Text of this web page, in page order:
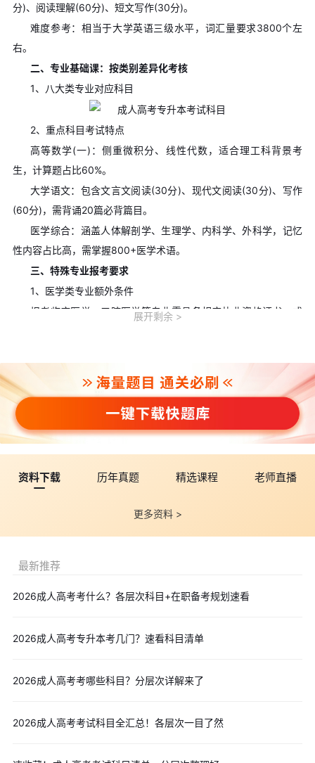
分)、阅读理解(60分)、短文写作(30分)。
难度参考：相当于大学英语三级水平，词汇量要求3800个左
右。
二、专业基础课：按类别差异化考核
1、八大类专业对应科目
2、重点科目考试特点
高等数学(一)：侧重微积分、线性代数，适合理工科背景考
生，计算题占比60%。
大学语文：包含文言文阅读(30分)、现代文阅读(30分)、写作
(60分)，需背诵20篇必背篇目。
医学综合：涵盖人体解剖学、生理学、内科学、外科学，记忆
性内容占比高，需掌握800+医学术语。
三、特殊专业报考要求
1、医学类专业额外条件
报考临床医学、口腔医学等专业需具备相应执业资格证书，或
医学类专业不允许跨考，如护理专业专科生不可报考临床医学
专升本;非医学类专业跨考经济管理类等无限制，但需额外补充专业
基础课学习。
四、2026年成人高考报名相关信息
2026年成人高考报名时间不同地区具体的报名时间及官网有所
不同，历年基本集中在8-9月份。
大家可以点击收藏>>>2026年各
省成人高考报名时间|报名条件|报名入口汇总
各省的成人高考报名情况，同时也可以填写文章上方的
五、2026年成人高考报名官网
2026年成人高考报名官网：各省教育考试院
【成人高考备考福利】
展开剩余
资料下载 历年真题 精选课程 老师直播
更多资料 >
最新推荐
2026成人高考考什么？各层次科目+在职备考规划速看
2026成人高考专升本考几门？速看科目清单
2026成人高考考哪些科目？分层次详解来了
2026成人高考考试科目全汇总！各层次一目了然